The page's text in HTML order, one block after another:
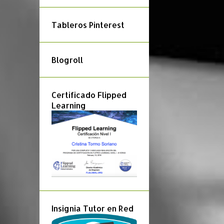
CARNAVAL
CIFRADO
CIFRADO AMERICANO
CÍRCULO DE QUINTAS
COLOCACIÓN ACORDES
COMPOSICIÓN
COMPOSITORES
Tableros Pinterest
Blogroll
Certificado Flipped
Learning
Insignia Tutor en Red